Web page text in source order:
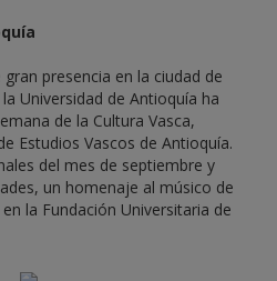
presencia en la ciudad de
Universidad de Antioquía ha
de la Cultura Vasca,
Estudios Vascos de Antioquía.
del mes de septiembre y
un homenaje al músico de
la Fundación Universitaria de